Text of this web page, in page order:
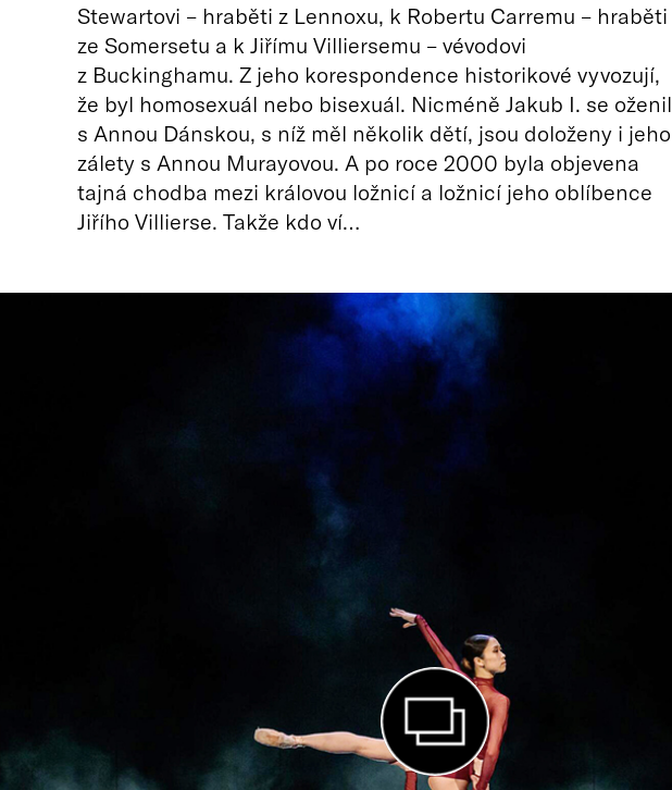
Stewartovi – hraběti z Lennoxu, k Robertu Carremu – hraběti
ze Somersetu a k Jiřímu Villiersemu – vévodovi
z Buckinghamu. Z jeho korespondence historikové vyvozují,
že byl homosexuál nebo bisexuál. Nicméně Jakub I. se oženil
s Annou Dánskou, s níž měl několik dětí, jsou doloženy i jeho
zálety s Annou Murayovou. A po roce 2000 byla objevena
tajná chodba mezi královou ložnicí a ložnicí jeho oblíbence
Jiřího Villierse. Takže kdo ví…